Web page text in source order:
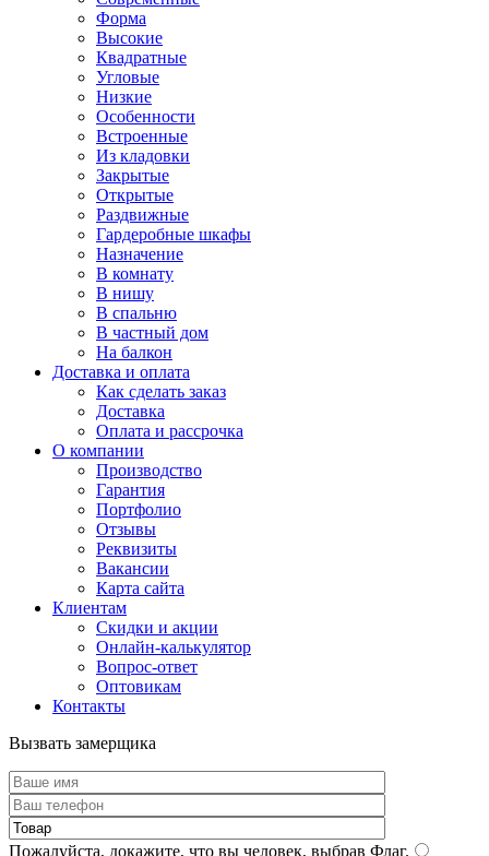
Форма
Высокие
Квадратные
Угловые
Низкие
Особенности
Встроенные
Из кладовки
Закрытые
Открытые
Раздвижные
Гардеробные шкафы
Назначение
В комнату
В нишу
В спальню
В частный дом
На балкон
Доставка и оплата
Как сделать заказ
Доставка
Оплата и рассрочка
О компании
Производство
Гарантия
Портфолио
Отзывы
Реквизиты
Вакансии
Карта сайта
Клиентам
Скидки и акции
Онлайн-калькулятор
Вопрос-ответ
Оптовикам
Контакты
Вызвать замерщика
Пожалуйста, докажите, что вы человек, выбрав Флаг.